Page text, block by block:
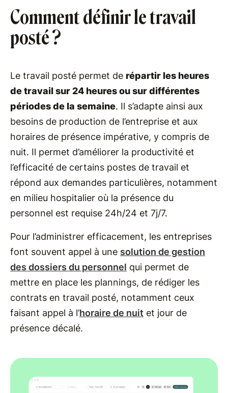
Comment définir le travail
posté ?
Le travail posté permet de répartir les heures
de travail sur 24 heures ou sur différentes
périodes de la semaine. Il s’adapte ainsi aux
besoins de production de l’entreprise et aux
horaires de présence impérative, y compris de
nuit. Il permet d’améliorer la productivité et
l’efficacité de certains postes de travail et
répond aux demandes particulières, notamment
en milieu hospitalier où la présence du
personnel est requise 24h/24 et 7j/7.
Pour l’administrer efficacement, les entreprises
font souvent appel à une solution de gestion
des dossiers du personnel qui permet de
mettre en place les plannings, de rédiger les
contrats en travail posté, notamment ceux
faisant appel à l’horaire de nuit et jour de
présence décalé.